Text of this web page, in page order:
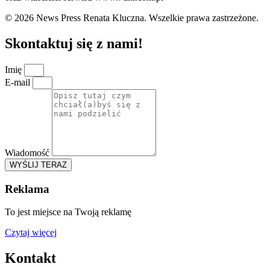
© 2026 News Press Renata Kluczna. Wszelkie prawa zastrzeżone.
Skontaktuj się z nami!
Imię
E-mail
Wiadomość
WYŚLIJ TERAZ
Reklama
To jest miejsce na Twoją reklamę
Czytaj więcej
Kontakt